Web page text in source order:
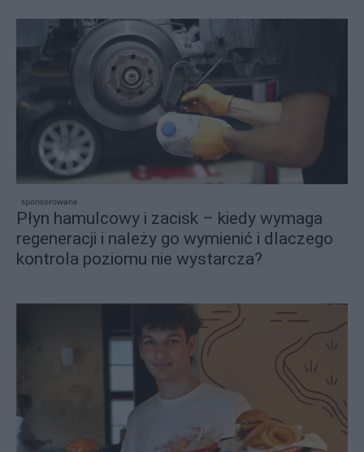
sponsorowane
Płyn hamulcowy i zacisk – kiedy wymaga
regeneracji i należy go wymienić i dlaczego
kontrola poziomu nie wystarcza?